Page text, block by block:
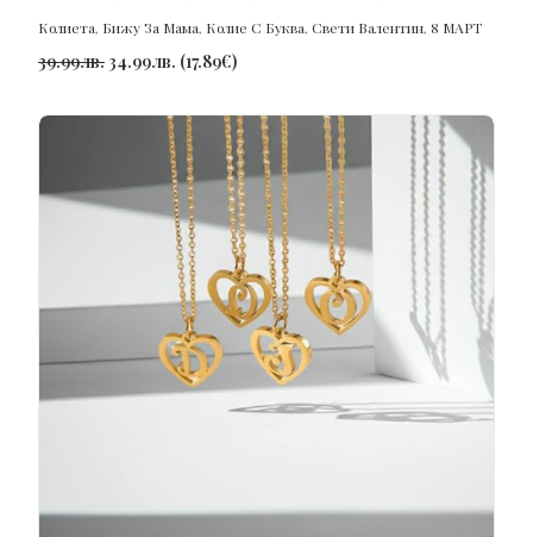
Колиета, Бижу За Мама, Колие С Буква, Свети Валентин, 8 МАРТ
39.99лв. 34.99лв. (17.89€)